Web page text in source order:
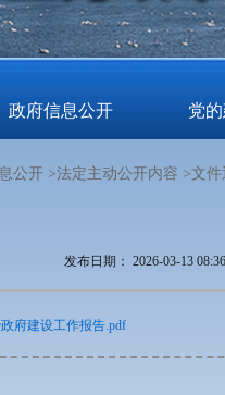
政府信息公开 党
公开 >法定主动公开内容 >文件
发布日期： 2026-03-13 08:36
府建设工作报告.pdf